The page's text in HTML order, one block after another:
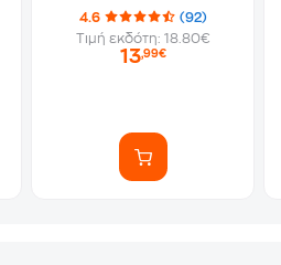
4.6
(92)
Τιμή εκδότη: 18.80€
13,99€